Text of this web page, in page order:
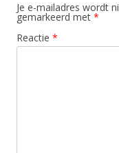
Je e-mailadres wordt
gemarkeerd met *
Reactie *